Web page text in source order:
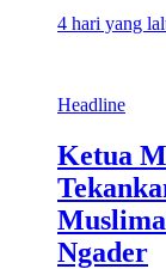
4 hari yang
Headline
Ketua
Ngader